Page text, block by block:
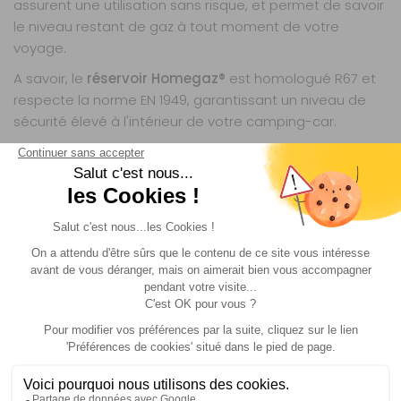
assurent une utilisation sans risque, et permet de savoir
le niveau restant de gaz à tout moment de votre
voyage.
A savoir, le réservoir Homegaz® est homologué R67 et
respecte la norme EN 1949, garantissant un niveau de
sécurité élevé à l'intérieur de votre camping-car.
POLYVALENCE DU RÉSERVOIR GPL BOREL
Le kit est livré avec des coupelles de remplissage
compatibles avec les normes en
Franceet en Italie
Vous pouvez remplir le réservoir
dans ces deux pays
peut être adapté pour d’autres destinations en Europe
kit de raccordement européen
commander séparément).
Si vous souhaitez garder unebouteille de gaz
classique(comme une bouteille de propane ou
butane) en plus du réservoir GPL dans votre véhicule de